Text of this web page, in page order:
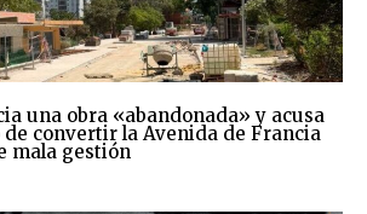
una obra «abandonada» y acusa
convertir la Avenida de Francia
mala gestión